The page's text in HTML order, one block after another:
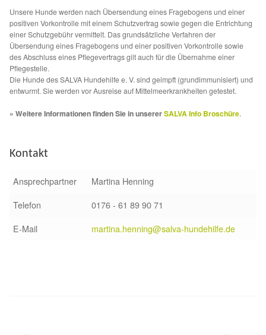
Spenden 2021
Juli bis Dezember 2021
Fördermitgliedschaft
Notnasen in Deutschland
Unsere Hunde werden nach Übersendung eines Fragebogens und einer
positiven Vorkontrolle mit einem Schutzvertrag sowie gegen die Entrichtung
einer Schutzgebühr vermittelt. Das grundsätzliche Verfahren der
Übersendung eines Fragebogens und einer positiven Vorkontrolle sowie
des Abschluss eines Pflegevertrags gilt auch für die Übernahme einer
Pflegestelle.
Die Hunde des SALVA Hundehilfe e. V. sind geimpft (grundimmunisiert) und
entwurmt. Sie werden vor Ausreise auf Mittelmeerkrankheiten getestet.
» Weitere Informationen finden Sie in unsererSALVA Info Broschüre.
Kontakt
Ansprechpartner
Martina Henning
Telefon
0176 - 61 89 90 71
E-Mail
martina.henning@salva-hundehilfe.de